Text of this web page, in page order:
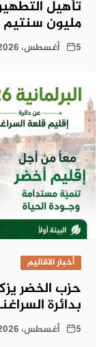
مليون سنتيم
5 أغسطس، 2026
أخبار الاقاليم
حزب الخضر
بدائرة
5 أغسطس، 2026